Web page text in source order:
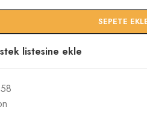
SEPETE
listesine ekle